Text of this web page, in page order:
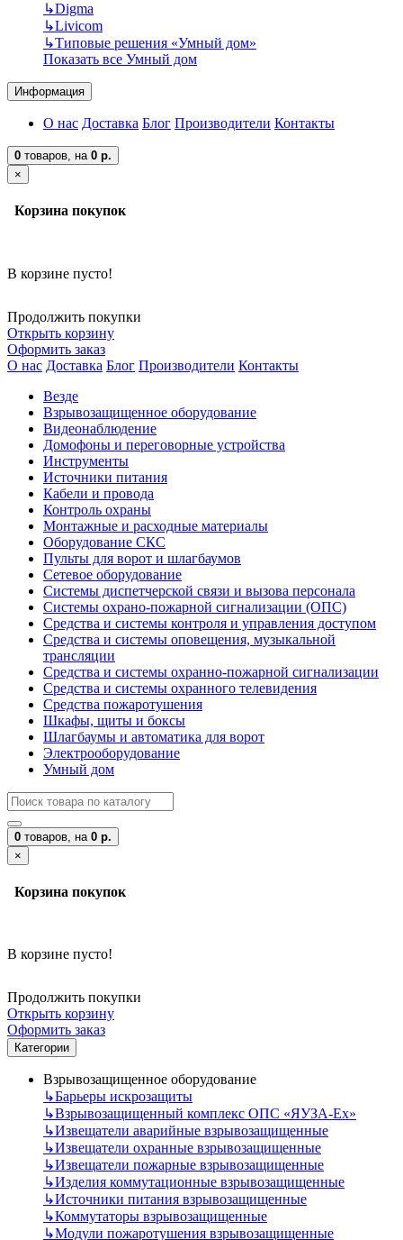
↳Digma
↳Livicom
↳Типовые решения «Умный дом»
Показать все Умный дом
Информация
О нас Доставка Блог Производители Контакты
0 товаров, на 0 р.
×
Корзина покупок
В корзине пусто!
Продолжить покупки
Открыть корзину
Оформить заказ
О нас Доставка Блог Производители Контакты
Везде
Взрывозащищенное оборудование
Видеонаблюдение
Домофоны и переговорные устройства
Инструменты
Источники питания
Кабели и провода
Контроль охраны
Монтажные и расходные материалы
Оборудование СКС
Пульты для ворот и шлагбаумов
Сетевое оборудование
Системы диспетчерской связи и вызова персонала
Системы охрано-пожарной сигнализации (ОПС)
Средства и системы контроля и управления доступом
Средства и системы оповещения, музыкальной
трансляции
Средства и системы охранно-пожарной сигнализации
Средства и системы охранного телевидения
Средства пожаротушения
Шкафы, щиты и боксы
Шлагбаумы и автоматика для ворот
Электрооборудование
Умный дом
0 товаров, на 0 р.
×
Корзина покупок
В корзине пусто!
Продолжить покупки
Открыть корзину
Оформить заказ
Категории
Взрывозащищенное оборудование
↳Барьеры искрозащиты
↳Взрывозащищенный комплекс ОПС «ЯУЗА-Ех»
↳Извещатели аварийные взрывозащищенные
↳Извещатели охранные взрывозащищенные
↳Извещатели пожарные взрывозащищенные
↳Изделия коммутационные взрывозащищенные
↳Источники питания взрывозащищенные
↳Коммутаторы взрывозащищенные
↳Модули пожаротушения взрывозащищенные